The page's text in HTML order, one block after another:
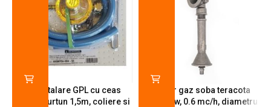
Kit instalare GPL cu ceas
butelie, furtun 1,5m, coliere si
Arzator gaz soba teracota
A600, 6 kw, 0.6 mc/h, diametru